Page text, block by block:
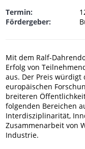
Termin:
Fördergeber:
Mit dem Ralf-
Erfolg von
aus. Der Preis
europäischen
breiteren
folgenden Bereichen
Interdisziplinarität,
Zusammenarbeit von
Industrie.